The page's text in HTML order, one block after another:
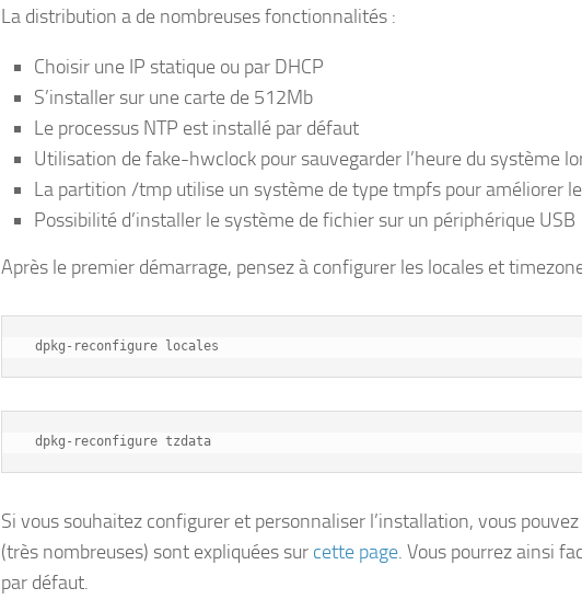
La distribution a de nombreuses fonctionnalités :
Choisir une IP statique ou par DHCP
S’installer sur une carte de 512Mb
Le processus NTP est installé par défaut
Utilisation de fake-hwclock pour sauvegarder l’heure du système
La partition /tmp utilise un système de type tmpfs pour améliorer
Possibilité d’installer le système de fichier sur un périphérique USB
Après le premier démarrage, pensez à configurer les locales et
dpkg-reconfigure locales
dpkg-reconfigure tzdata
Si vous souhaitez configurer et personnaliser l’installation, vous
(très nombreuses) sont expliquées sur cette page. Vous pourrez ainsi
par défaut.